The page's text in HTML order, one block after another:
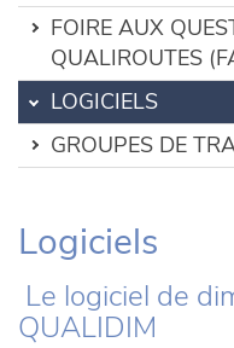
FOIRE AUX
QUALIROUTES
LOGICIELS
GROUPES DE
Logiciels
Le logiciel de
QUALIDIM